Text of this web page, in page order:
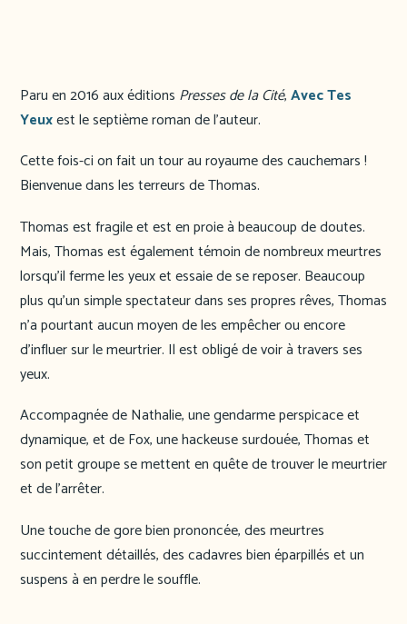
Paru en 2016 aux éditions Presses de la Cité,Avec Tes
Yeuxest le septième roman de l’auteur.
Cette fois-ci on fait un tour au royaume des cauchemars !
Bienvenue dans les terreurs de Thomas.
Thomas est fragile et est en proie à beaucoup de doutes.
Mais, Thomas est également témoin de nombreux meurtres
lorsqu’il ferme les yeux et essaie de se reposer. Beaucoup
plus qu’un simple spectateur dans ses propres rêves, Thomas
n’a pourtant aucun moyen de les empêcher ou encore
d’influer sur le meurtrier. Il est obligé de voir à travers ses
yeux.
Accompagnée de Nathalie, une gendarme perspicace et
dynamique, et de Fox, une hackeuse surdouée, Thomas et
son petit groupe se mettent en quête de trouver le meurtrier
et de l’arrêter.
Une touche de gore bien prononcée, des meurtres
succintement détaillés, des cadavres bien éparpillés et un
suspens à en perdre le souffle.